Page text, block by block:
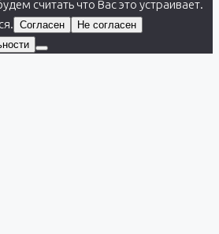
считать что Вас это устраивает.
Согласен
Не согласен